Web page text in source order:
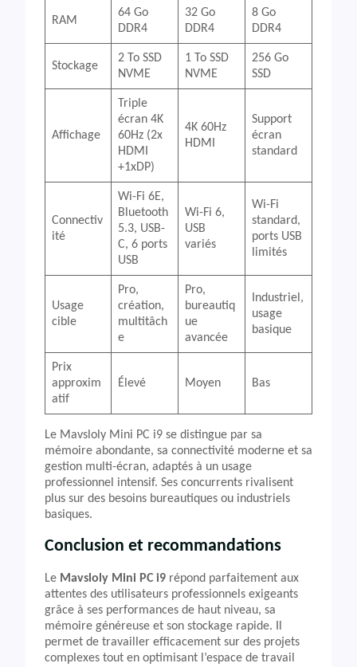
RAM
64 Go
DDR4
32 Go
DDR4
8 Go
DDR4
Stockage
2 To SSD
NVME
1 To SSD
NVME
256 Go
SSD
Affichage
Triple
écran 4K
60Hz (2x
HDMI
+1xDP)
4K 60Hz
HDMI
Support
écran
standard
Connectiv
ité
Wi-Fi 6E,
Bluetooth
5.3, USB-
C, 6 ports
USB
Wi-Fi 6,
USB
variés
Wi-Fi
standard,
ports USB
limités
Usage
cible
Pro,
création,
multitâch
e
Pro,
bureautiq
ue
avancée
Industriel,
usage
basique
Prix
approxim
atif
Élevé Moyen Bas
Le Mavsloly Mini PC i9 se distingue par sa
mémoire abondante, sa connectivité moderne et sa
gestion multi-écran, adaptés à un usage
professionnel intensif. Ses concurrents rivalisent
plus sur des besoins bureautiques ou industriels
basiques.
Conclusion et recommandations
Le Mavsloly Mini PC i9 répond parfaitement aux
attentes des utilisateurs professionnels exigeants
grâce à ses performances de haut niveau, sa
mémoire généreuse et son stockage rapide. Il
permet de travailler efficacement sur des projets
complexes tout en optimisant l’espace de travail